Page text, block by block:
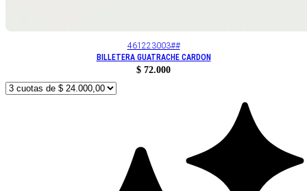
461223003##
BILLETERA GUATRACHE CARDON
$ 72.000